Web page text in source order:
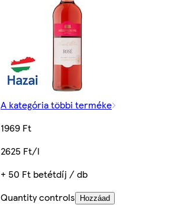
A kategória többi terméke
1969 Ft
2625 Ft/l
+ 50 Ft betétdíj / db
Quantity controls
Hozzáad